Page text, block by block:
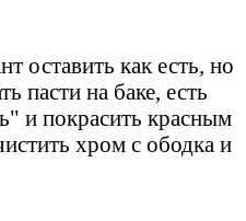
оставить как есть, но
пасти на баке, есть
и покрасить красным
хром с ободка и